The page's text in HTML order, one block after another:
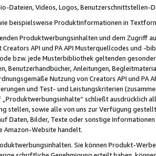
Dateien, Videos, Logos, Benutzerschnittstellen-
beispielsweise Produktinformationen in
Produktwerbungsinhalten und dem Zugriff
Creators API und PA API Musterquellcodes und
bzw. jede Musterbibliothek geltenden
Benutzerhandbücher, Anleitungen,
Nutzung von Creators API und PA
und Test- und Leistungskriterien
schließt ausdrücklich
stellen, sowie alle von uns zur Verfügung
Daten, Bilder, Texte oder sonstige
Amazon-Website handelt.
Sie können Produkt-